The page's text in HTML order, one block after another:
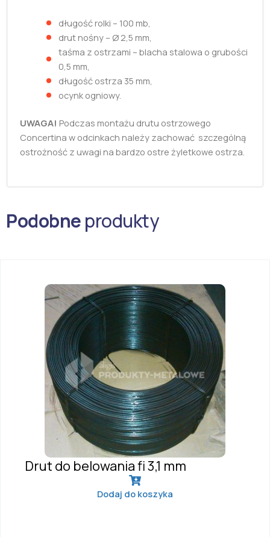
długość rolki – 100 mb,
drut nośny – Ø 2,5 mm,
taśma z ostrzami – blacha stalowa o grubości
0,5 mm,
długość ostrza 35 mm,
ocynk ogniowy.
UWAGA! Podczas montażu drutu ostrzowego
Concertina w odcinkach należy zachować szczególną
ostrożność z uwagi na bardzo ostre żyletkowe ostrza.
Podobneprodukty
Drut do belowania fi 3,1 mm
Dodaj do koszyka